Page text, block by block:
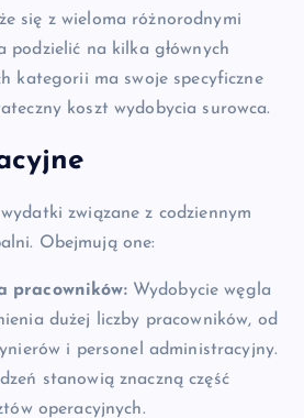
się z wieloma różnorodnymi
podzielić na kilka głównych
kategorii ma swoje specyficzne
koszt wydobycia surowca.
związane z codziennym
Obejmują one:
pracowników:Wydobycie węgla
dużej liczby pracowników, od
i personel administracyjny.
stanowią znaczną część
operacyjnych.